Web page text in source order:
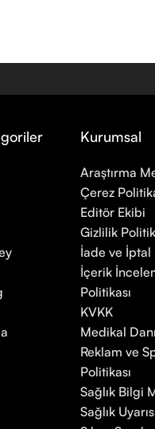
Kurumsal
Araştırma
Çerez
Editör Ekibi
Gizlilik
İade ve İptal
İçerik
Politikası
KVKK
Medikal
Reklam ve
Politikası
Sağlık Bilgi
Sağlık